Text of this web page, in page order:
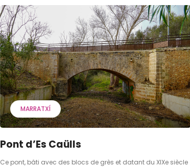
MARRATXÍ
Pont d’Es Caülls
Ce pont, bâti avec des blocs de grès et datant du XIXe siècle